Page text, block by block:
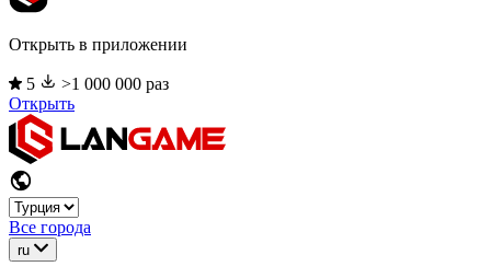
Открыть в приложении
5
>1 000 000 раз
Открыть
Все города
ru